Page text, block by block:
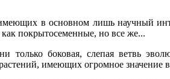
в основном лишь научный
покрытосеменные, но все же...
боковая, слепая ветвь
имеющих огромное значение